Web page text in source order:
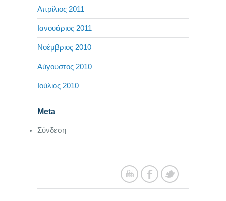
Απρίλιος 2011
Ιανουάριος 2011
Νοέμβριος 2010
Αύγουστος 2010
Ιούλιος 2010
Meta
Σύνδεση